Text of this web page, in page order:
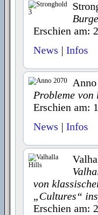
Erschien am:
News | Infos
Probleme von
Erschien am:
News | Infos
von
„Cultures“
Erschien am: